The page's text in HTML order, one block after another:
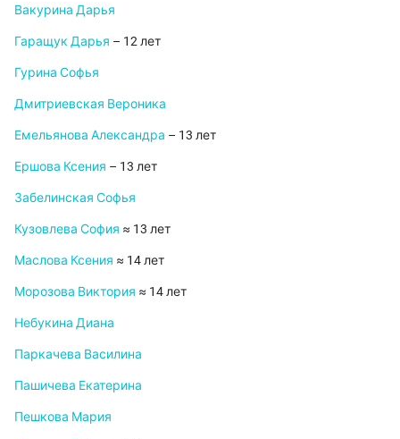
Вакурина Дарья
Гаращук Дарья – 12 лет
Гурина Софья
Дмитриевская Вероника
Емельянова Александра – 13 лет
Ершова Ксения – 13 лет
Забелинская Софья
Кузовлева София ≈ 13 лет
Маслова Ксения ≈ 14 лет
Морозова Виктория ≈ 14 лет
Небукина Диана
Паркачева Василина
Пашичева Екатерина
Пешкова Мария